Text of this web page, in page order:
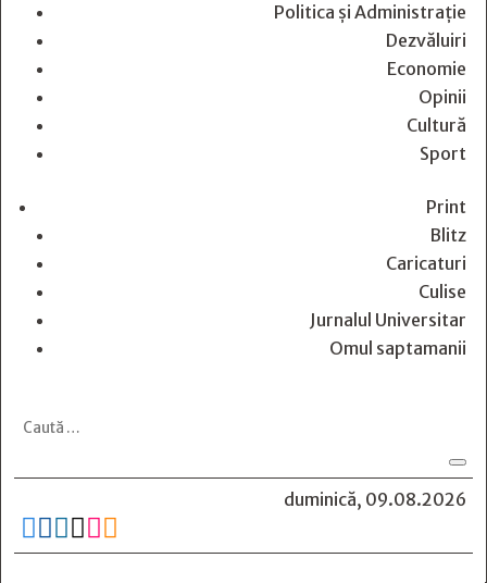
Politica și Administrație
Dezvăluiri
Economie
Opinii
Cultură
Sport
Print
Blitz
Caricaturi
Culise
Jurnalul Universitar
Omul saptamanii
duminică, 09.08.2026
     